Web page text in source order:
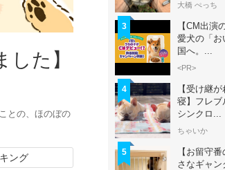
た】
との、ほのぼの
ング
大橋 ぺっち
3
【CM出演
愛犬の「お
国へ。...
<PR>
4
【受け継
寝】フレブ
シンクロ...
ちゃいか
5
【お留守
さなギャン